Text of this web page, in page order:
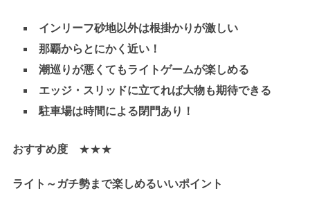
インリーフ砂地以外は根掛かりが激しい
那覇からとにかく近い！
潮巡りが悪くてもライトゲームが楽しめる
エッジ・スリッドに立てれば大物も期待できる
駐車場は時間による閉門あり！
おすすめ度★★★
ライト～ガチ勢まで楽しめるいいポイント